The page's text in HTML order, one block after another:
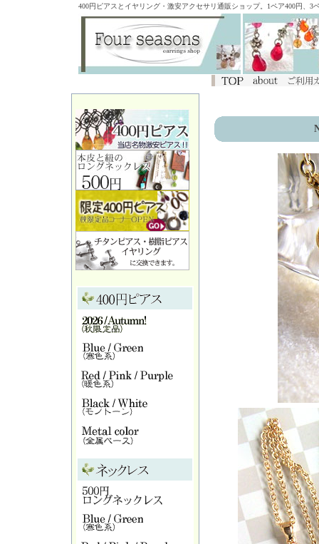
400円ピアスとイヤリング・激安アクセサリ通販ショップ。1ペア400円、